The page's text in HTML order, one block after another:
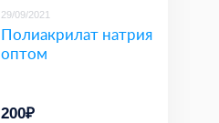
29/09/2021
Полиакрилат натрия
оптом
200₽